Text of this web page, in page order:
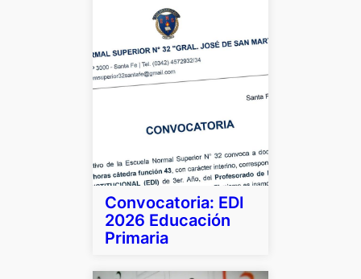
Convocatoria: EDI
2026 Educación
Primaria